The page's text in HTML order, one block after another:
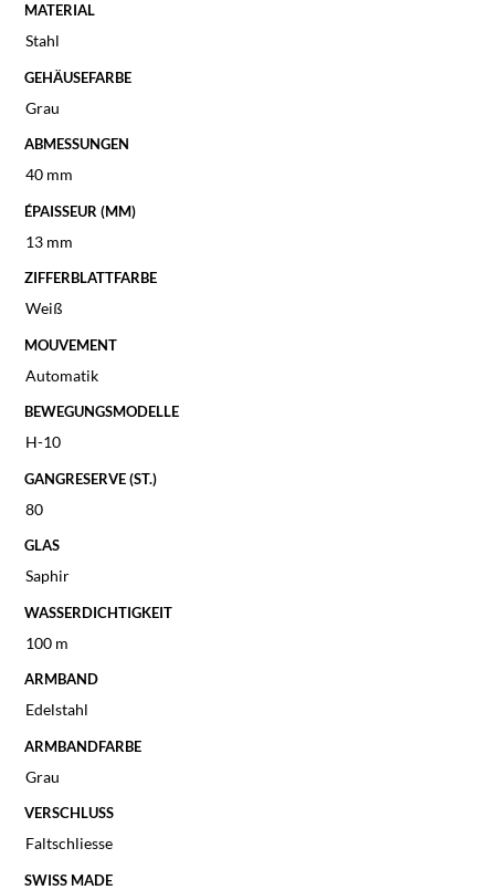
MATERIAL
Stahl
GEHÄUSEFARBE
Grau
ABMESSUNGEN
40 mm
ÉPAISSEUR (MM)
13 mm
ZIFFERBLATTFARBE
Weiß
MOUVEMENT
Automatik
BEWEGUNGSMODELLE
H-10
GANGRESERVE (ST.)
80
GLAS
Saphir
WASSERDICHTIGKEIT
100 m
ARMBAND
Edelstahl
ARMBANDFARBE
Grau
VERSCHLUSS
Faltschliesse
SWISS MADE